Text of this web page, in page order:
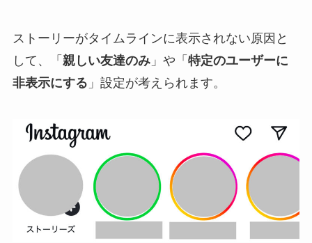
ストーリーがタイムラインに表示されない原因と
して、「 親しい友達のみ」や「 特定のユーザーに
非表示にする 」設定が考えられます。